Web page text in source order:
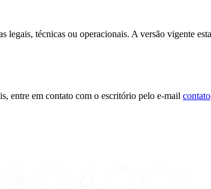
técnicas ou operacionais. A versão vigente
entre em contato com o escritório pelo e-mail